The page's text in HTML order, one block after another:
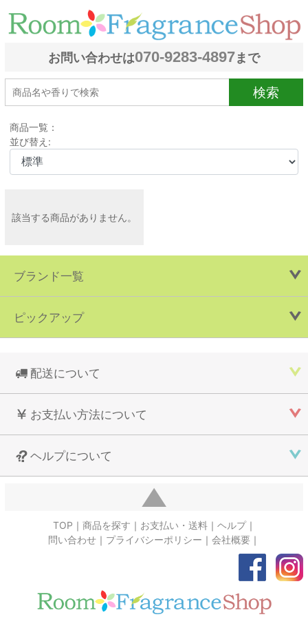
お問い合わせは070-9283-4897まで
検索
商品一覧：
並び替え:
該当する商品がありません。
ブランド一覧
ピックアップ
配送について
お支払い方法について
ヘルプについて
TOP 商品を探す お支払い・送料
ヘルプ
問い合わせ
プライバシーポリシー 会社概要